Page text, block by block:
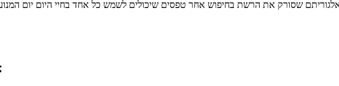
שסורק את הרשת בחיפוש אחר טפסים שיכולים לשמש כל אחד בחיי היום יום